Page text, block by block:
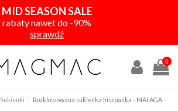
MID SEASON SALE
rabaty nawet do -90%
sprawdź
0
Sukienki
Rozkloszowana sukienka hiszpanka - MALAGA -